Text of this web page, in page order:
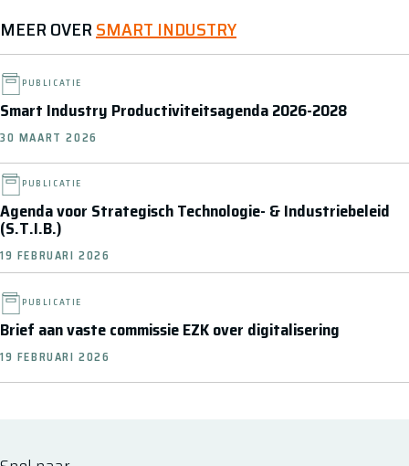
MEER OVERSMART INDUSTRY
PUBLICATIE
Smart Industry Productiviteitsagenda 2026-2028
30 MAART 2026
PUBLICATIE
Agenda voor Strategisch Technologie- & Industriebeleid
(S.T.I.B.)
19 FEBRUARI 2026
PUBLICATIE
Brief aan vaste commissie EZK over digitalisering
19 FEBRUARI 2026